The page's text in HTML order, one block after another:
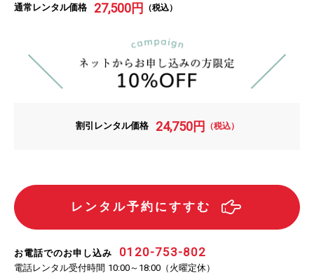
通常レンタル価格 27,500円 （税込）
割引レンタル価格 24,750円 （税込）
レンタル予約にすすむ
お電話でのお申し込み 0120-753-802
電話レンタル受付時間 10:00～18:00 （火曜定休）